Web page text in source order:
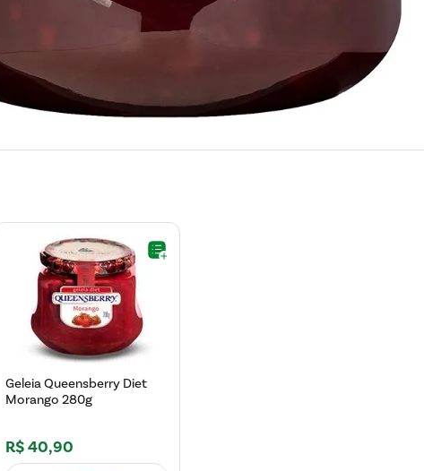
Geleia Queensberry Diet
Morango 280g
R$40,90